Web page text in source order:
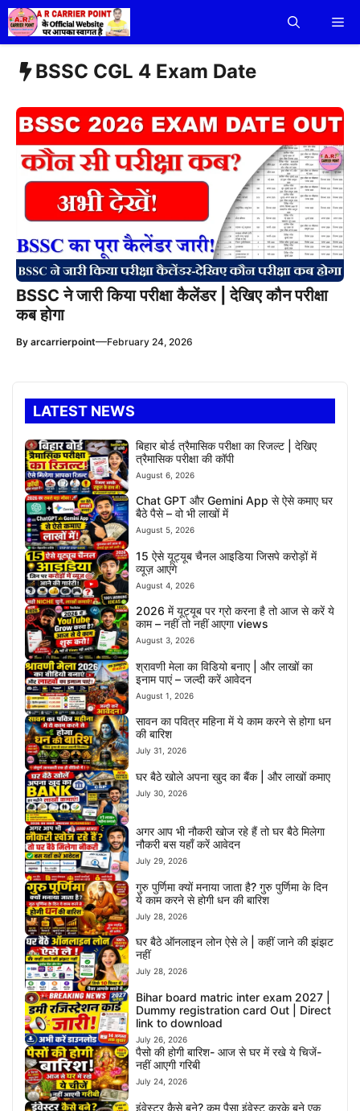
Skip
to
content
BSSC CGL 4 Exam Date
BSSC ने जारी किया परीक्षा कैलेंडर | देखिए कौन परीक्षा
कब होगा
By arcarrierpoint—February 24, 2026
LATEST NEWS
बिहार बोर्ड त्रैमासिक परीक्षा का रिजल्ट | देखिए
त्रैमासिक परीक्षा की कॉपी
August 6, 2026
Chat GPT और Gemini App से ऐसे कमाए घर
बैठे पैसे – वो भी लाखों में
August 5, 2026
15 ऐसे यूट्यूब चैनल आइडिया जिसपे करोड़ों में
व्यूज़ आएंगे
August 4, 2026
2026 में यूट्यूब पर ग्रो करना है तो आज से करें ये
काम – नहीं तो नहीं आएगा views
August 3, 2026
श्रावणी मेला का विडियो बनाए | और लाखों का
इनाम पाएं – जल्दी करें आवेदन
August 1, 2026
सावन का पवित्र महिना में ये काम करने से होगा धन
की बारिश
July 31, 2026
घर बैठे खोले अपना खुद का बैंक | और लाखों कमाए
July 30, 2026
अगर आप भी नौकरी खोज रहे हैं तो घर बैठे मिलेगा
नौकरी बस यहाँ करें आवेदन
July 29, 2026
गुरु पुर्णिमा क्यों मनाया जाता है? गुरु पुर्णिमा के दिन
ये काम करने से होगी धन की बारिश
July 28, 2026
घर बैठे ऑनलाइन लोन ऐसे ले | कहीं जाने की झंझट
नहीं
July 28, 2026
Bihar board matric inter exam 2027 |
Dummy registration card Out | Direct
link to download
July 26, 2026
पैसो की होगी बारिश- आज से घर में रखे ये चिजें-
नहीं आएगी गरिबी
July 24, 2026
इंवेस्टर कैसे बने? कम पैसा इंवेस्ट करके बने एक